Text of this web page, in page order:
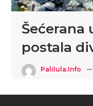
Šećerana
postala
Palilula.info